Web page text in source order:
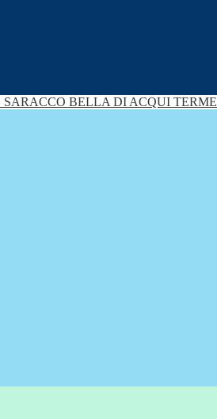
SARACCO BELLA DI ACQUI TERME